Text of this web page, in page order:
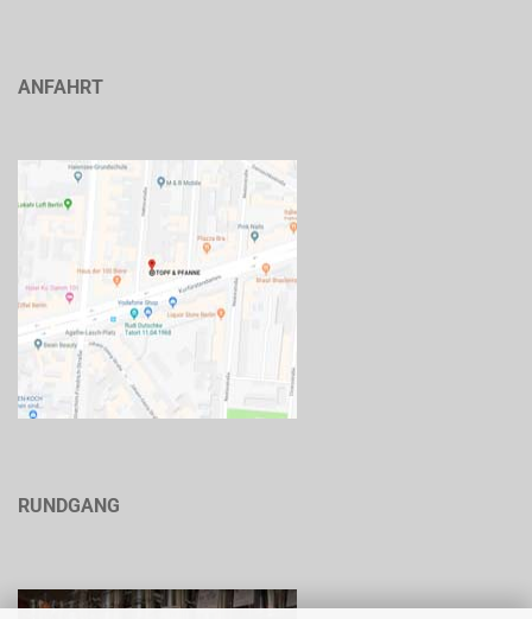
ANFAHRT
RUNDGANG